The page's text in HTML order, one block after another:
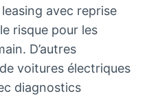
avec reprise
risque pour les
D’autres
voitures électriques
diagnostics